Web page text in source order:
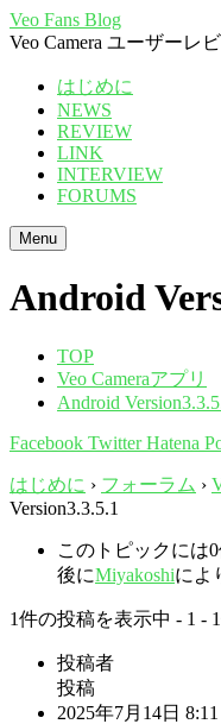
Veo Fans Blog
Veo Camera ユーザーレ
はじめに
NEWS
REVIEW
LINK
INTERVIEW
FORUMS
Menu
Android
TOP
Veo Cameraアプリ
Android
Facebook TwitterHatena
はじめに › フォーラム ›
Version3.3.5.1
このトピックには
後にMiyakoshiによ
1件の投稿を表示中 - 1 -
投稿者
投稿
2025年7月14日